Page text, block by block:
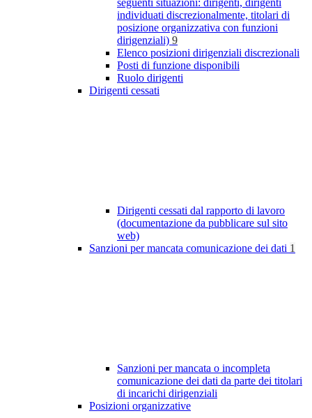
seguenti situazioni: dirigenti, dirigenti
individuati discrezionalmente, titolari di
posizione organizzativa con funzioni
dirigenziali) 9
Elenco posizioni dirigenziali discrezionali
Posti di funzione disponibili
Ruolo dirigenti
Dirigenti cessati
Dirigenti cessati dal rapporto di lavoro
(documentazione da pubblicare sul sito
web)
Sanzioni per mancata comunicazione dei dati 1
Sanzioni per mancata o incompleta
comunicazione dei dati da parte dei titolari
di incarichi dirigenziali
Posizioni organizzative